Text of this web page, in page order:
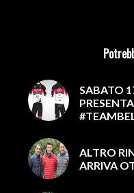
SABATO
ALTRO
ARRIVA